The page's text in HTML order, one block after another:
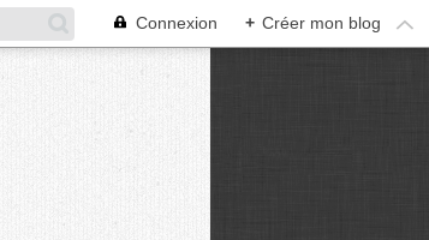
Connexion + Créer mon blog